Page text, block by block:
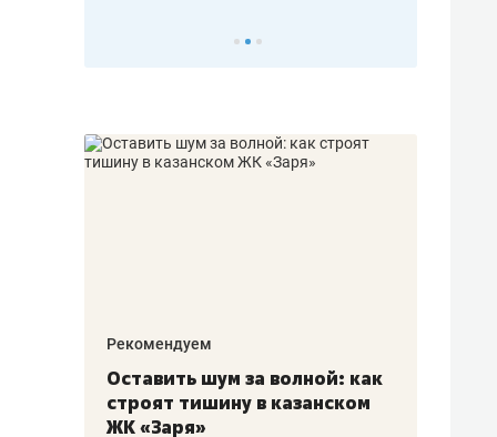
Рекомендуем
Оставить шум за волной: как
строят тишину в казанском
ЖК «Заря»